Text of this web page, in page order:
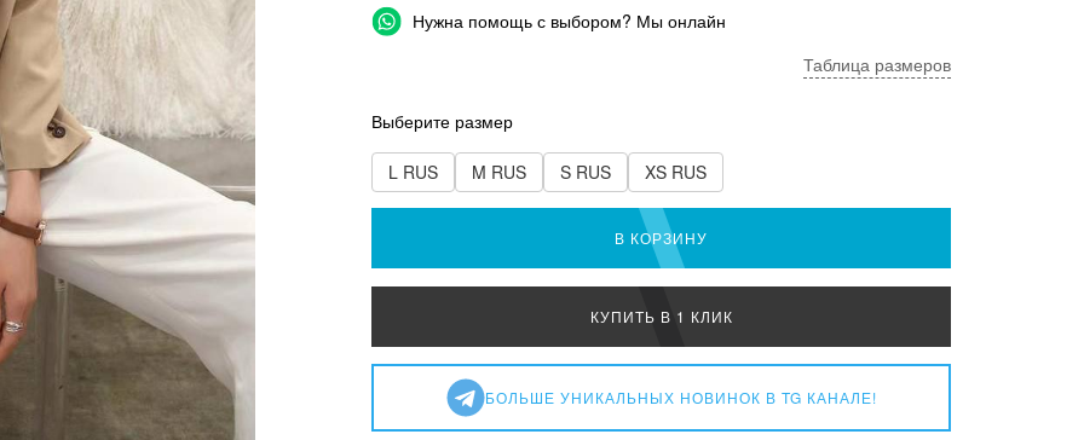
Нужна помощь с выбором? Мы онлайн
Таблица размеров
Выберите размер
L RUS M RUS S RUS XS RUS
В КОРЗИНУ
КУПИТЬ В 1 КЛИК
БОЛЬШЕ УНИКАЛЬНЫХ НОВИНОК В TG КАНАЛЕ!